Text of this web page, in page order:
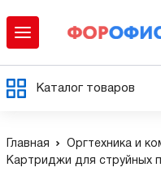
Каталог товаров
Главная
Оргтехника и
Картриджи для струйных